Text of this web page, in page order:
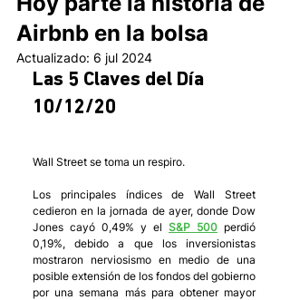
Airbnb en la bolsa
Actualizado: 6 jul 2024
Las 5 Claves del Día
10/12/20
Wall Street se toma un respiro.
Los principales índices de Wall Street
cedieron en la jornada de ayer, donde Dow
Jones cayó 0,49% y el S&P 500 perdió
0,19%, debido a que los inversionistas
mostraron nerviosismo en medio de una
posible extensión de los fondos del gobierno
por una semana más para obtener mayor